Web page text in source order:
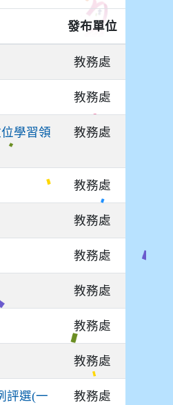
發布單位
教務處
教務處
學習領
教務處
教務處
教務處
教務處
教務處
教務處
教務處
評選(一
教務處